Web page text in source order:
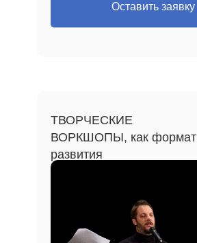
Оставить заявку
ТВОРЧЕСКИЕ
ВОРКШОПЫ, как формат
развития